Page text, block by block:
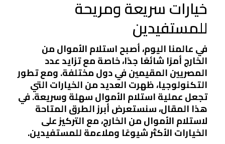
خيارات سريعة ومريحة
للمستفيدين
في عالمنا اليوم، أصبح استلام الأموال من
الخارج أمرًا شائعًا جدًا، خاصة مع تزايد عدد
المصريين المقيمين في دول مختلفة. ومع تطور
التكنولوجيا، ظهرت العديد من الخيارات التي
تجعل عملية استلام الأموال سهلة وسريعة. في
هذا المقال، سنستعرض أبرز الطرق المتاحة
لاستلام الأموال من الخارج، مع التركيز على
الخيارات الأكثر شيوعًا وملاءمة للمستفيدين.